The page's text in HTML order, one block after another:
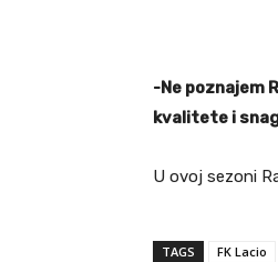
-Ne poznajem
kvalitete i
U ovoj sezoni
TAGS FK Lacio